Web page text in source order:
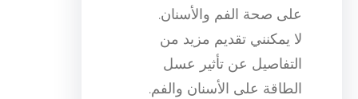
على صحة الفم والأسنان.
لا يمكنني تقديم مزيد من
التفاصيل عن تأثير عسل
الطاقة على الأسنان والفم.